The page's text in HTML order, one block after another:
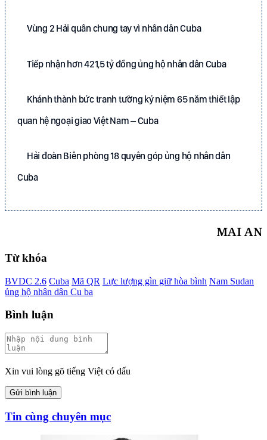
Vùng 2 Hải quân chung tay vì nhân dân Cuba
Tiếp nhận hơn 421,5 tỷ đồng ủng hộ nhân dân Cuba
Khánh thành bức tranh tường kỷ niệm 65 năm thiết lập
quan hệ ngoại giao Việt Nam – Cuba
Hải đoàn Biên phòng 18 quyên góp ủng hộ nhân dân
Cuba
MAI AN
Từ khóa
BVDC 2.6 Cuba Mã QR Lực lượng gìn giữ hòa bình Nam Sudan
ủng hộ nhân dân Cu ba
Bình luận
Xin vui lòng gõ tiếng Việt có dấu
Gửi bình luận
Tin cùng chuyên mục